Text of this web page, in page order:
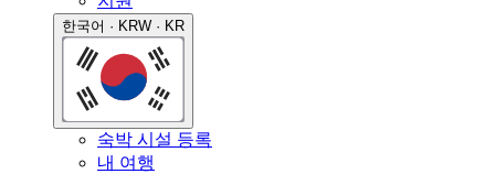
한국어 · KRW · KR
숙박 시설 등록
내 여행